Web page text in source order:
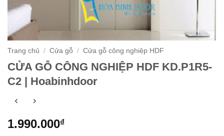
Trang chủ / Cửa gỗ / Cửa gỗ công nghiệp HDF
CỬA GỖ CÔNG NGHIỆP HDF KD.P1R5-
C2 | Hoabinhdoor
1.990.000₫